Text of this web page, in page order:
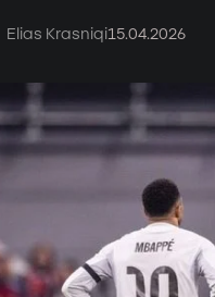
Elias Krasniqi15.04.2026